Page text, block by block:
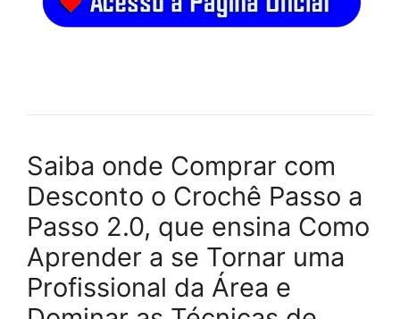
Saiba onde Comprar com
Desconto o Crochê Passo a
Passo 2.0, que ensina Como
Aprender a se Tornar uma
Profissional da Área e